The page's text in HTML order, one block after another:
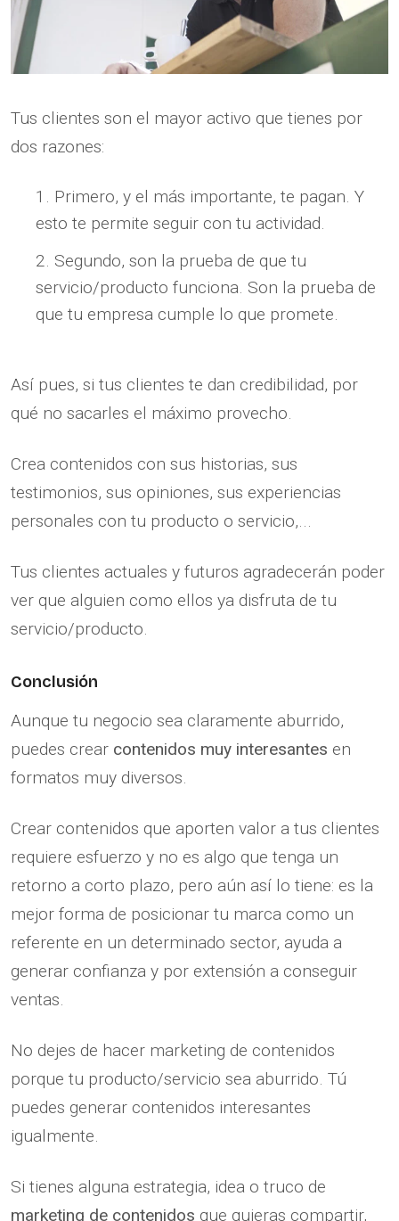
Tus clientes son el mayor activo que tienes por
dos razones:
Primero, y el más importante, te pagan. Y
esto te permite seguir con tu actividad.
Segundo, son la prueba de que tu
servicio/producto funciona. Son la prueba de
que tu empresa cumple lo que promete.
Así pues, si tus clientes te dan credibilidad, por
qué no sacarles el máximo provecho.
Crea contenidos con sus historias, sus
testimonios, sus opiniones, sus experiencias
personales con tu producto o servicio,...
Tus clientes actuales y futuros agradecerán poder
ver que alguien como ellos ya disfruta de tu
servicio/producto.
Conclusión
Aunque tu negocio sea claramente aburrido,
puedes crear contenidos muy interesantes en
formatos muy diversos.
Crear contenidos que aporten valor a tus clientes
requiere esfuerzo y no es algo que tenga un
retorno a corto plazo, pero aún así lo tiene: es la
mejor forma de posicionar tu marca como un
referente en un determinado sector, ayuda a
generar confianza y por extensión a conseguir
ventas.
No dejes de hacer marketing de contenidos
porque tu producto/servicio sea aburrido. Tú
puedes generar contenidos interesantes
igualmente.
Si tienes alguna estrategia, idea o truco de
marketing de contenidos que quieras compartir,